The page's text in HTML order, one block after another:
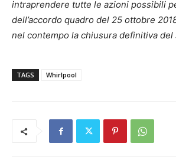
intraprendere tutte le azioni possibili
dell’accordo quadro del 25 ottobre
nel contempo la chiusura definitiva del
TAGS Whirlpool